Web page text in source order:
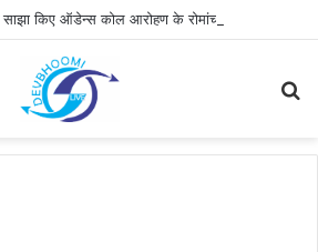
साझा किए ऑडेन्स कोल आरोहण के रोमांचक अनुभव